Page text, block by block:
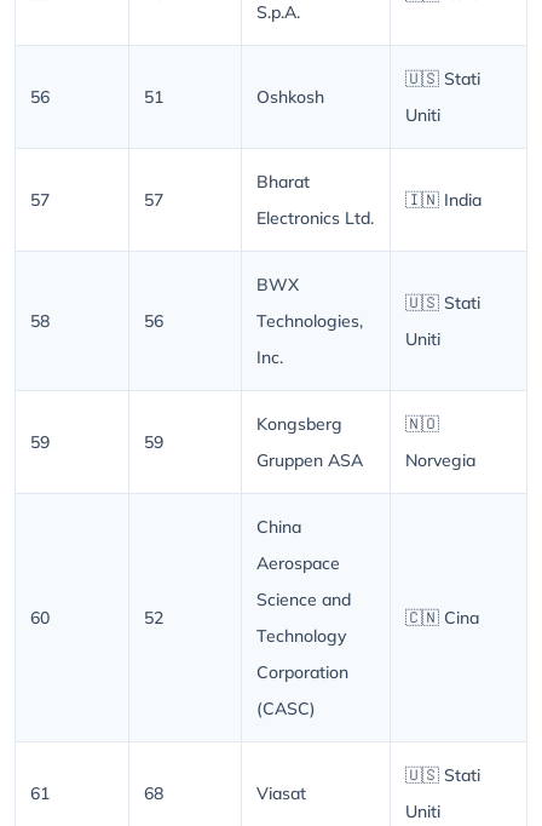
S.p.A.
56 51 Oshkosh
🇺🇸 Stati
Uniti
57 57
Bharat
Electronics Ltd.
🇮🇳 India
58 56
BWX
Technologies,
Inc.
🇺🇸 Stati
Uniti
59 59
Kongsberg
Gruppen ASA
🇳🇴
Norvegia
60 52
China
Aerospace
Science and
Technology
Corporation
(CASC)
🇨🇳 Cina
61 68 Viasat
🇺🇸 Stati
Uniti